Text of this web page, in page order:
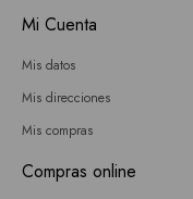
Mi Cuenta
Mis datos
Mis direcciones
Mis compras
Compras online